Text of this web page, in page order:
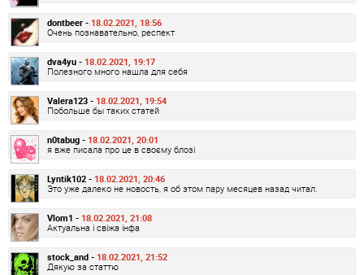
dontbeer - 18.02.2021, 18:56
Очень познавательно, респект
dva4yu - 18.02.2021, 19:17
Полезного много нашла для себя
Valera123 - 18.02.2021, 19:54
Побольше бы таких статей
n0tabug - 18.02.2021, 20:01
я вже писала про це в своєму блозі
Lyntik102 - 18.02.2021, 20:46
Это уже далеко не новость, я об этом пару месяцев назад читал.
Vlom1 - 18.02.2021, 21:08
Актуальна і свіжа інфа
stock_and - 18.02.2021, 21:52
Дякую за статтю